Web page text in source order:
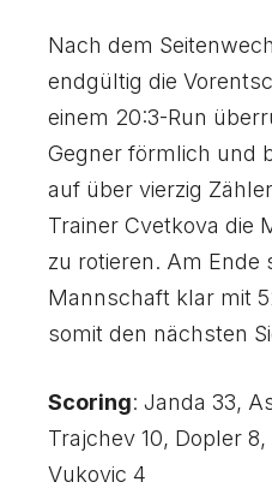
Nach dem
endgültig die
einem 20:3-Run
Gegner förmlich und
auf über vierzig
Trainer Cvetkova die
zu rotieren. Am Ende
Mannschaft klar mit
somit den nächsten
Scoring: Janda 33,
Trajchev 10, Dopler
Vukovic 4